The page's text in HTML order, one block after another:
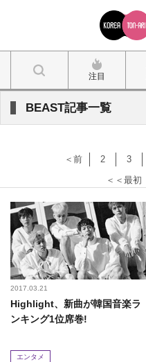
注目
BEAST記事一覧
＜＜最初
＜前 2 3
2017.03.21
Highlight、新曲が韓国音楽ラ
ンキング1位席巻!
エンタメ